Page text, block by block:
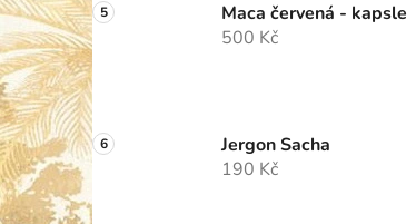
Maca červená - kapsle
500 Kč
Jergon Sacha
190 Kč